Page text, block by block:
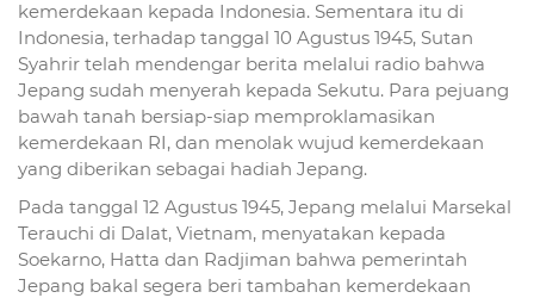
kemerdekaan kepada Indonesia. Sementara itu di
Indonesia, terhadap tanggal 10 Agustus 1945, Sutan
Syahrir telah mendengar berita melalui radio bahwa
Jepang sudah menyerah kepada Sekutu. Para pejuang
bawah tanah bersiap-siap memproklamasikan
kemerdekaan RI, dan menolak wujud kemerdekaan
yang diberikan sebagai hadiah Jepang.
Pada tanggal 12 Agustus 1945, Jepang melalui Marsekal
Terauchi di Dalat, Vietnam, menyatakan kepada
Soekarno, Hatta dan Radjiman bahwa pemerintah
Jepang bakal segera beri tambahan kemerdekaan